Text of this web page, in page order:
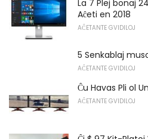
La 7 Plej bonaj
Aĉeti en 2018
AĈETANTE GVIDILOJ
5 Senkablaj
AĈETANTE GVIDILOJ
Ĉu Havas Pli ol
AĈETANTE GVIDILOJ